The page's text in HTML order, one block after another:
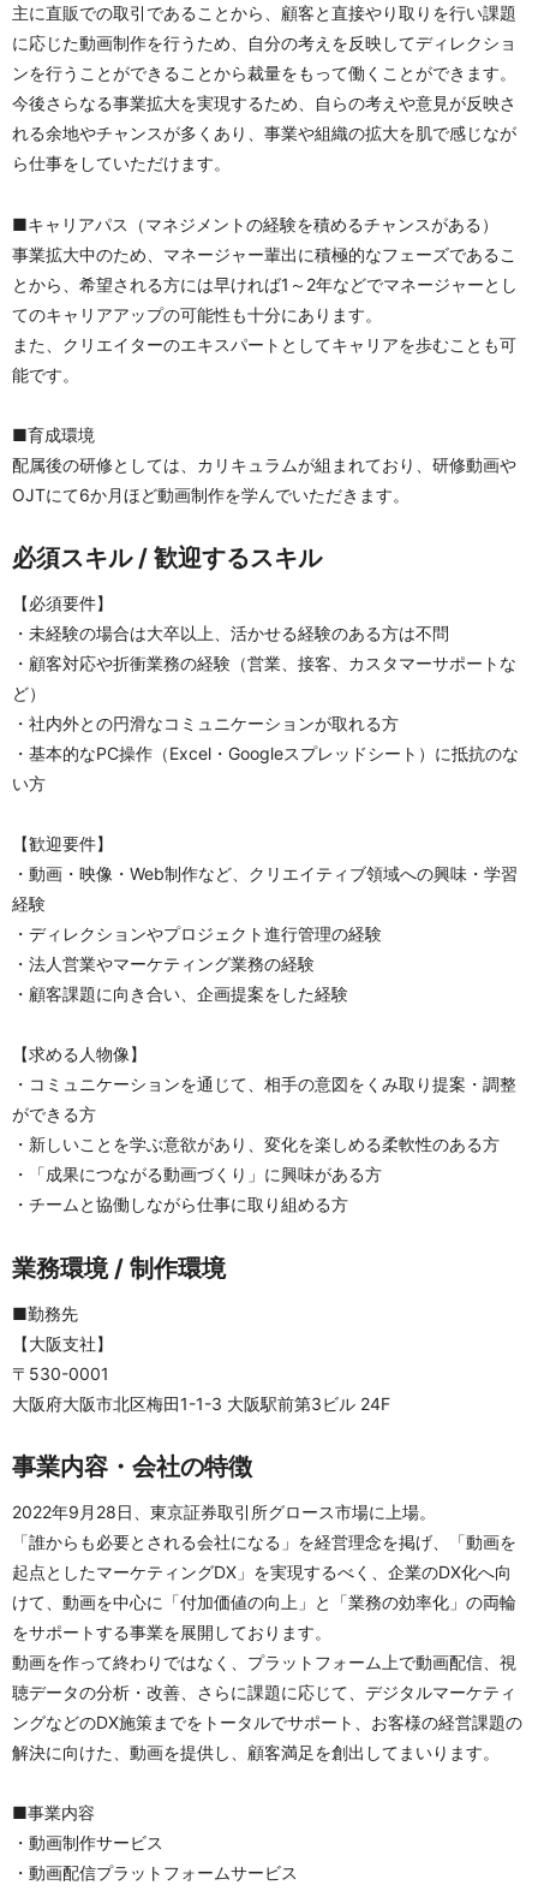
主に直販での取引であることから、顧客と直接やり取りを行い課題
に応じた動画制作を行うため、自分の考えを反映してディレクショ
ンを行うことができることから裁量をもって働くことができます。
今後さらなる事業拡大を実現するため、自らの考えや意見が反映さ
れる余地やチャンスが多くあり、事業や組織の拡大を肌で感じなが
ら仕事をしていただけます。
■キャリアパス（マネジメントの経験を積めるチャンスがある）
事業拡大中のため、マネージャー輩出に積極的なフェーズであるこ
とから、希望される方には早ければ1～2年などでマネージャーとし
てのキャリアアップの可能性も十分にあります。
また、クリエイターのエキスパートとしてキャリアを歩むことも可
能です。
■育成環境
配属後の研修としては、カリキュラムが組まれており、研修動画や
OJTにて6か月ほど動画制作を学んでいただきます。
必須スキル / 歓迎するスキル
【必須要件】
・未経験の場合は大卒以上、活かせる経験のある方は不問
・顧客対応や折衝業務の経験（営業、接客、カスタマーサポートな
ど）
・社内外との円滑なコミュニケーションが取れる方
・基本的なPC操作（Excel・Googleスプレッドシート）に抵抗のな
い方
【歓迎要件】
・動画・映像・Web制作など、クリエイティブ領域への興味・学習
経験
・ディレクションやプロジェクト進行管理の経験
・法人営業やマーケティング業務の経験
・顧客課題に向き合い、企画提案をした経験
【求める人物像】
・コミュニケーションを通じて、相手の意図をくみ取り提案・調整
ができる方
・新しいことを学ぶ意欲があり、変化を楽しめる柔軟性のある方
・「成果につながる動画づくり」に興味がある方
・チームと協働しながら仕事に取り組める方
業務環境 / 制作環境
■勤務先
【大阪支社】
〒530-0001
大阪府大阪市北区梅田1-1-3 大阪駅前第3ビル 24F
事業内容・会社の特徴
2022年9月28日、東京証券取引所グロース市場に上場。
「誰からも必要とされる会社になる」を経営理念を掲げ、「動画を
起点としたマーケティングDX」を実現するべく、企業のDX化へ向
けて、動画を中心に「付加価値の向上」と「業務の効率化」の両輪
をサポートする事業を展開しております。
動画を作って終わりではなく、プラットフォーム上で動画配信、視
聴データの分析・改善、さらに課題に応じて、デジタルマーケティ
ングなどのDX施策までをトータルでサポート、お客様の経営課題の
解決に向けた、動画を提供し、顧客満足を創出してまいります。
■事業内容
・動画制作サービス
・動画配信プラットフォームサービス